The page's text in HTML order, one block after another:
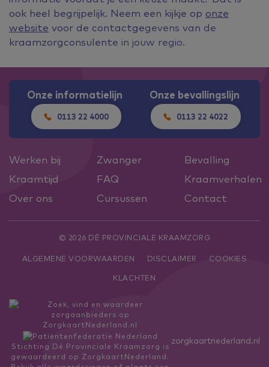
ook heel begrijpelijk. Neem een kijkje op onze
website voor de contactgegevens van de
kraamzorgconsulente in jouw regio.
Onze informatielijn
0113 22 4000
Onze bevallingslijn
0113 22 4022
Werken bij Zwanger
Bevalling
Kraamtijd
FAQ
Kraamverhalen
Over ons
Cursussen Contact
© 2026 DÉ PROVINCIALE KRAAMZORG
ALGEMENE VOORWAARDEN DISCLAIMER
COOKIES
KLACHTEN
Stichting Dé Provinciale Kraamzorg is
gewaardeerd op ZorgkaartNederland.
zorgkaartnederland.nl